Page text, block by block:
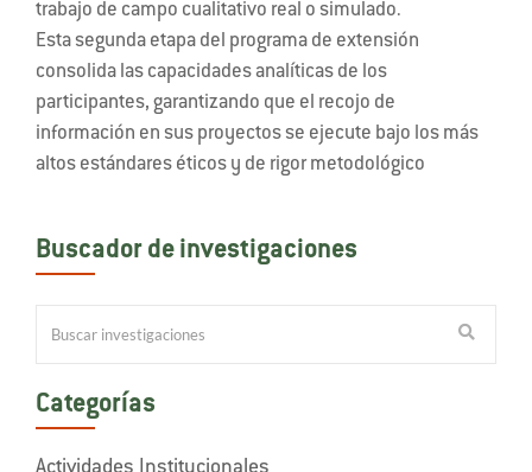
trabajo de campo cualitativo real o simulado.
Esta segunda etapa del programa de extensión
consolida las capacidades analíticas de los
participantes, garantizando que el recojo de
información en sus proyectos se ejecute bajo los más
altos estándares éticos y de rigor metodológico
Buscador de investigaciones
Categorías